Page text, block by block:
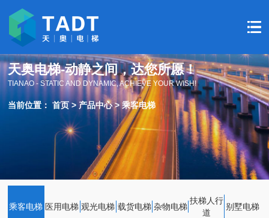
天奥电梯-动静之间，达您所愿！
TIANAO - STATIC AND DYNAMIC, ACHIEVE YOUR WISH!
当前位置：首页>产品中心>乘客电梯
乘客电梯 医用电梯 观光电梯 载货电梯 杂物电梯
扶梯人行
道
别墅电梯